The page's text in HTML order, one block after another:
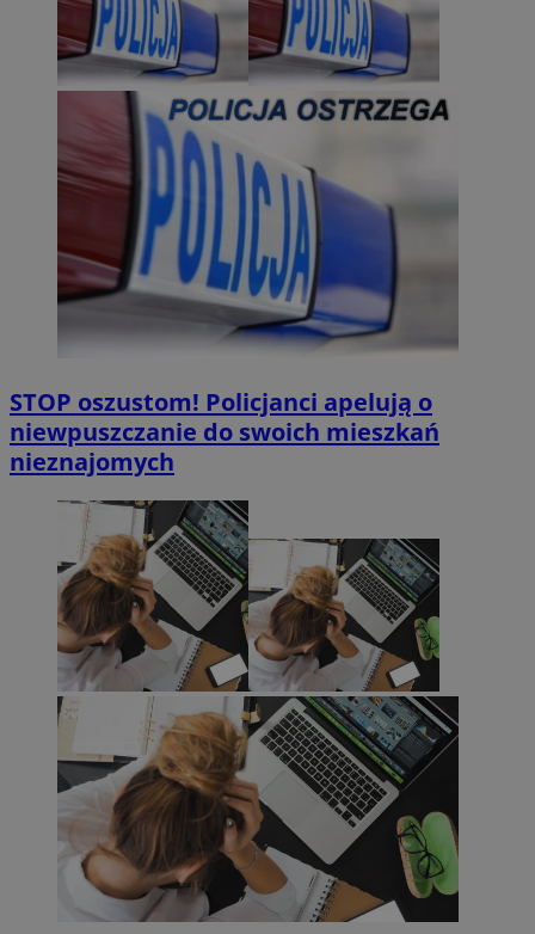
STOP oszustom! Policjanci apelują o
niewpuszczanie do swoich mieszkań
nieznajomych